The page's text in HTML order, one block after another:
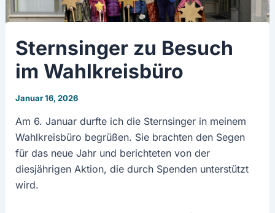
Sternsinger zu Besuch
im Wahlkreisbüro
Januar 16, 2026
Am 6. Januar durfte ich die Sternsinger in meinem
Wahlkreisbüro begrüßen. Sie brachten den Segen
für das neue Jahr und berichteten von der
diesjährigen Aktion, die durch Spenden unterstützt
wird.